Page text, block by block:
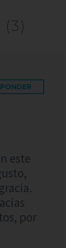
(3)
este
por